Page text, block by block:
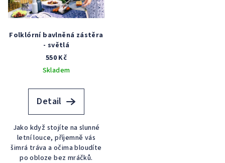
Folklórní bavlněná zástěra
- světlá
550 Kč
Skladem
Detail
Jako když stojíte na slunné
letní louce, příjemně vás
šimrá tráva a očima bloudíte
po obloze bez mráčků.